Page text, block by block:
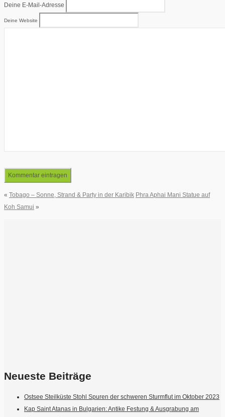
Deine E-Mail-Adresse
Deine Website
« Tobago – Sonne, Strand & Party in der Karibik Phra Aphai Mani Statue auf
Koh Samui »
Neueste Beiträge
Ostsee Steilküste Stohl Spuren der schweren Sturmflut im Oktober 2023
Kap Saint Atanas in Bulgarien: Antike Festung & Ausgrabung am